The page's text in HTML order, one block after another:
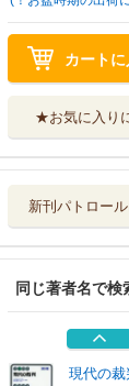
カート
★お気に入り
新刊パトロー
同じ著者名で検
基本的人
簿 憲法
図解！矯
クインテ
憲法問題
ーション
日本評論社
現代の裁